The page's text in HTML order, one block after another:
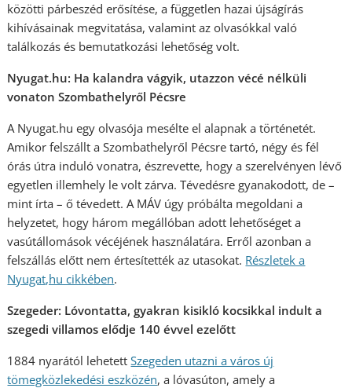
közötti párbeszéd erősítése, a független hazai újságírás
kihívásainak megvitatása, valamint az olvasókkal való
találkozás és bemutatkozási lehetőség volt.
Nyugat.hu: Ha kalandra vágyik, utazzon vécé nélküli
vonaton Szombathelyről Pécsre
A Nyugat.hu egy olvasója mesélte el alapnak a történetét.
Amikor felszállt a Szombathelyről Pécsre tartó, négy és fél
órás útra induló vonatra, észrevette, hogy a szerelvényen lévő
egyetlen illemhely le volt zárva. Tévedésre gyanakodott, de –
mint írta – ő tévedett. A MÁV úgy próbálta megoldani a
helyzetet, hogy három megállóban adott lehetőséget a
vasútállomások vécéjének használatára. Erről azonban a
felszállás előtt nem értesítették az utasokat. Részletek a
Nyugat,hu cikkében.
Szegeder: Lóvontatta, gyakran kisikló kocsikkal indult a
szegedi villamos elődje 140 évvel ezelőtt
1884 nyarától lehetettSzegeden utazni a város új
tömegközlekedési eszközén, a lóvasúton, amely a